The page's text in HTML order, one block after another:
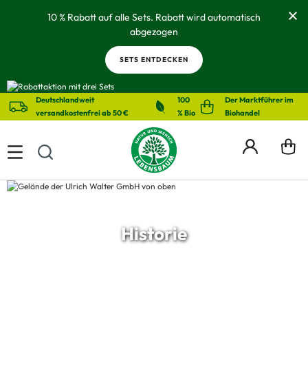
springen10 % Rabatt auf alle Sets. Rabatt wird automatisch
abgezogen
SETS ENTDECKEN
Deutschlandweit
versandkostenfrei ab 50 €
100
% Bio
Der Marktführer im
Biohandel
Historie